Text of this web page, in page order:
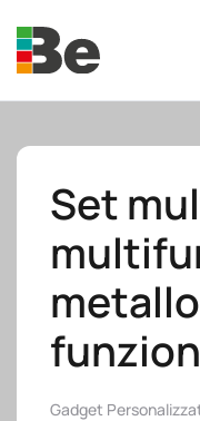
Skip to main
Set
Gadget